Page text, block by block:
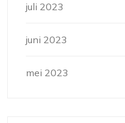
juli 2023
juni 2023
mei 2023